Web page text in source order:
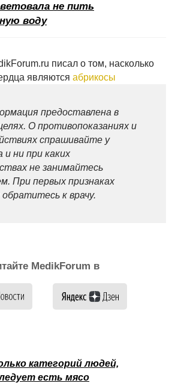
не пить
воду
писал о том, насколько
являются абрикосы
предоставлена в
О противопоказаниях и
спрашивайте у
и ни при каких
не занимайтесь
При первых признаках
обратитесь к врачу.
MedikForum в
категорий людей,
есть мясо